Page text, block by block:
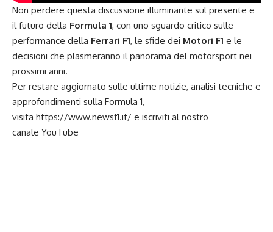
Non perdere questa discussione illuminante sul presente e
il futuro della Formula 1, con uno sguardo critico sulle
performance della Ferrari F1, le sfide dei Motori F1 e le
decisioni che plasmeranno il panorama del motorsport nei
prossimi anni.
Per restare aggiornato sulle ultime notizie, analisi tecniche e
approfondimenti sulla Formula 1,
visita https://www.newsf1.it/ e iscriviti al nostro
canale YouTube